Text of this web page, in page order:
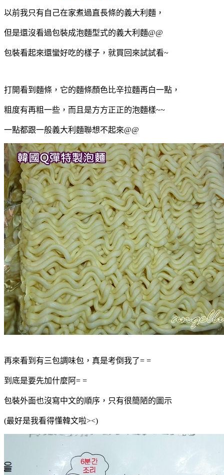
以前我只有自己在家煮過直長條的義大利麵，
但是還沒看過包裝成泡麵型式的義大利麵@@
包裝看起來還蠻好吃的樣子，就買回來試試看~
打開看到麵條，它的麵條顏色比辛拉麵再白一點，
粗度有再粗一些，而且是方方正正的泡麵樣~~
一點都跟一般義大利麵聯想不起來@@
再來看到有三包調味包，真是考倒我了= =
到底是要先加什麼阿= =
包裝外面也沒寫中文的順序，只有很簡陋的圖示
(最好是我看得懂韓文啦><)